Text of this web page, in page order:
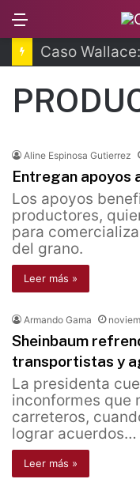
Aline Espinosa Gutierrez
Entregan apoyos
Los apoyos
productores,
para
del grano.
Leer más »
Armando Gama
Sheinbaum
transportistas y
La presidenta
inconformes que
carreteros,
lograr acuerdos…
Leer más »